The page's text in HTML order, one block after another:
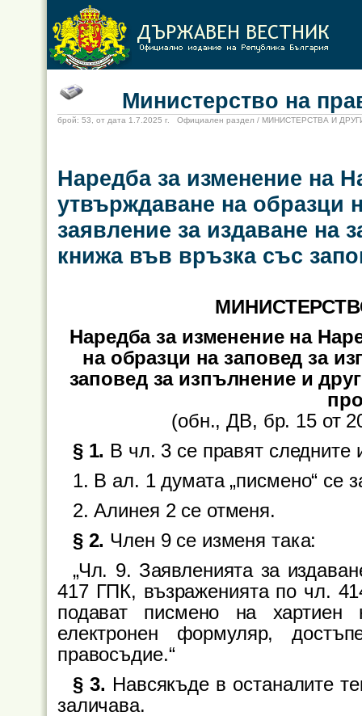
Министерство на
брой: 53, от дата 1.7.2025 г. Официален раздел / МИНИСТЕРСТВА И
Наредба за изменение на
утвърждаване на образци
заявление за издаване на
книжа във връзка със
Наредба за изменение на
на образци на заповед за
заповед за изпълнение и
(обн., ДВ, бр. 15 от
§ 1. В чл. 3 се правят следните
1. В ал. 1 думата „писмено“ се
2. Алинея 2 се отменя.
§ 2. Член 9 се изменя така:
„Чл. 9. Заявленията за
417 ГПК, възраженията по чл.
подават писмено на
електронен формуляр,
правосъдие.“
§ 3. Навсякъде в останалите
заличава.